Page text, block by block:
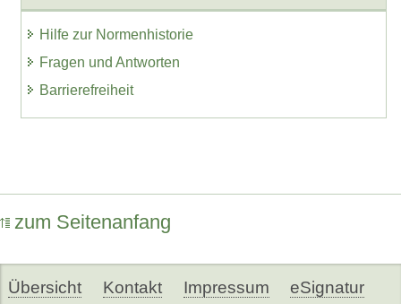
Hilfe zur Normenhistorie
Fragen und Antworten
Barrierefreiheit
zum Seitenanfang
Übersicht Kontakt Impressum eSignatur